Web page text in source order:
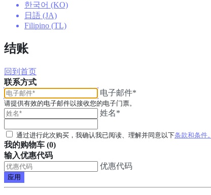
한국어 (KO)
日語 (JA)
Filipino (TL)
结账
回到首页
联系方式
电子邮件*
请提供有效的电子邮件以接收您的电子门票。
姓名*
通过进行此次购买，我确认我已阅读、理解并同意以下条款和条件。
我的购物车 (0)
输入优惠代码
优惠代码
应用